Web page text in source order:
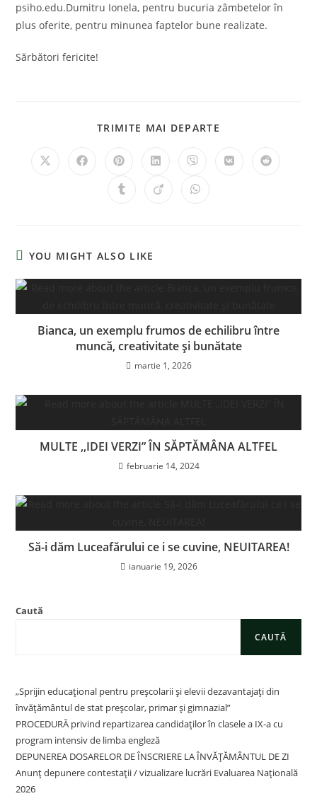
psiho.edu.Dumitru Ionela, pentru bucuria zâmbetelor în
plus oferite, pentru minunea faptelor bune realizate.
Sărbători fericite!
TRIMITE MAI DEPARTE
YOU MIGHT ALSO LIKE
Bianca, un exemplu frumos de echilibru între
muncă, creativitate și bunătate
martie 1, 2026
MULTE ,,IDEI VERZI” ÎN SĂPTĂMÂNA ALTFEL
februarie 14, 2024
Să-i dăm Luceafărului ce i se cuvine, NEUITAREA!
ianuarie 19, 2026
Caută
CAUTĂ
„Sprijin educațional pentru preșcolarii și elevii dezavantajați din
învățământul de stat preșcolar, primar și gimnazial”
PROCEDURĂ privind repartizarea candidaților în clasele a IX-a cu
program intensiv de limba engleză
DEPUNEREA DOSARELOR DE ÎNSCRIERE LA ÎNVĂȚĂMÂNTUL DE ZI
Anunț depunere contestații / vizualizare lucrări Evaluarea Națională
2026